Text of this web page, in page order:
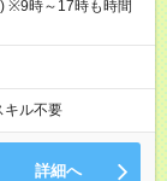
※9時～17時も時間
キル不要
詳細へ